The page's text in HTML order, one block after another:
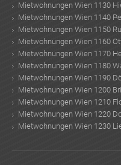
Mietwohnungen Wien 1130
Mietwohnungen Wien 1140
Mietwohnungen Wien 1150
Mietwohnungen Wien 1160
Mietwohnungen Wien 1170
Mietwohnungen Wien 1180
Mietwohnungen Wien 1190
Mietwohnungen Wien 1200
Mietwohnungen Wien 1210
Mietwohnungen Wien 1220
Mietwohnungen Wien 1230